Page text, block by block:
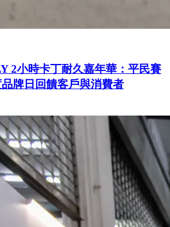
2小時卡丁耐久嘉年華：平民賽
牌日回饋客戶與消費者